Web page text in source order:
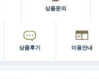
상품문의
상품후기 이용안내